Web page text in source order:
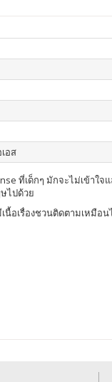
อส
ที่เด็กๆ มักจะไม่เข้า
ไปด้วย
อเรื่องชวนติดตามเหมื